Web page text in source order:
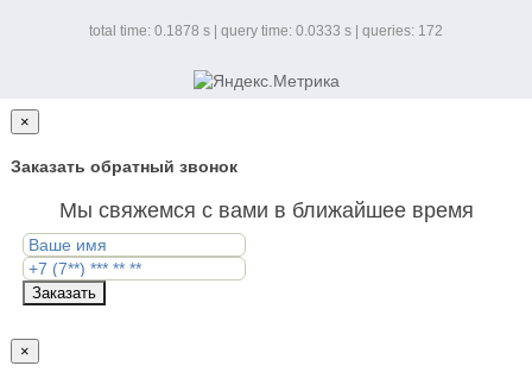
total time: 0.1878 s | query time: 0.0333 s | queries: 172
×
Заказать обратный звонок
Мы свяжемся с вами в ближайшее время
Заказать
×